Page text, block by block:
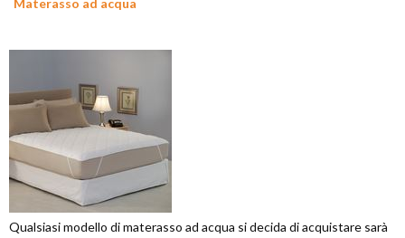
Materasso ad acqua
Qualsiasi modello di materasso ad acqua si decida di acquistare sarà